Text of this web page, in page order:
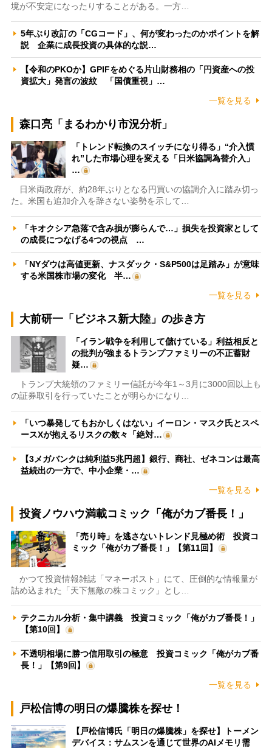
境が不安定になったりすることがある。一方…
5年ぶり改訂の「CGコード」、何が変わったのかポイントを解
説 企業に成長投資の具体的な説…
【令和のPKOか】GPIFをめぐる片山財務相の「円資産への投
資拡大」発言の波紋 「国債重視」…
一覧を見る
森口亮「まるわかり市況分析」
「トレンド転換のスイッチになり得る」“介入慣
れ”した市場心理を変える「日米協調為替介入」
…
日米両政府が、約28年ぶりとなる円買いの協調介入に踏み切っ
た。米国も追加介入を辞さない姿勢を示して…
「キオクシア急落で含み損が膨らんで…」損失を投資家として
の成長につなげる4つの視点 …
「NYダウは高値更新、ナスダック・S&P500は足踏み」が意味
する米国株市場の変化 半…
一覧を見る
大前研一「ビジネス新大陸」の歩き方
「イラン戦争を利用して儲けている」利益相反と
の批判が強まるトランプファミリーの不正蓄財
疑…
トランプ大統領のファミリー信託が今年1～3月に3000回以上も
の証券取引を行っていたことが明らかになり…
「いつ暴発してもおかしくはない」イーロン・マスク氏とスペ
ースXが抱えるリスクの数々「絶対…
【3メガバンクは純利益5兆円超】銀行、商社、ゼネコンは最高
益続出の一方で、中小企業・…
一覧を見る
投資ノウハウ満載コミック「俺がカブ番長！」
「売り時」を逃さないトレンド見極め術 投資コ
ミック「俺がカブ番長！」【第11回】
かつて投資情報雑誌「マネーポスト」にて、圧倒的な情報量が
詰め込まれた「天下無敵の株コミック」とし…
テクニカル分析・集中講義 投資コミック「俺がカブ番長！」
【第10回】
不透明相場に勝つ信用取引の極意 投資コミック「俺がカブ番
長！」【第9回】
一覧を見る
戸松信博の明日の爆騰株を探せ！
【戸松信博氏「明日の爆騰株」を探せ】トーメン
デバイス：サムスンを通じて世界のAIメモリ需